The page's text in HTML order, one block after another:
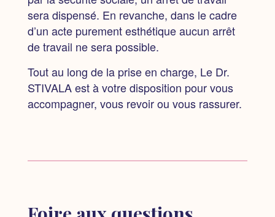
sera dispensé. En revanche, dans le cadre
d’un acte purement esthétique aucun arrêt
de travail ne sera possible.
Tout au long de la prise en charge, Le Dr.
STIVALA est à votre disposition pour vous
accompagner, vous revoir ou vous rassurer.